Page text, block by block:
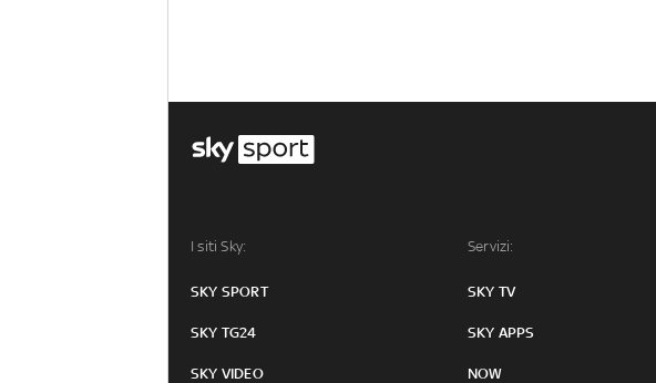
I siti Sky:
SKY SPORT
SKY TG24
SKY VIDEO
Servizi:
SKY TV
SKY APPS
NOW